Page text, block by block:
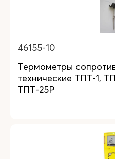
46155-10
Термометры
технические ТПТ-1,
ТПТ-25Р